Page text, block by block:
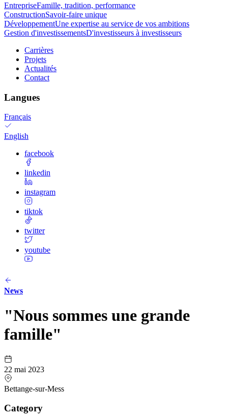
EntrepriseFamille, tradition, performance
ConstructionSavoir-faire unique
DéveloppementUne expertise au service de vos ambitions
Gestion d'investissementsD'investisseurs à investisseurs
Carrières
Projets
Actualités
Contact
Langues
Français
English
facebook
linkedin
instagram
tiktok
twitter
youtube
News
"Nous sommes une grande
famille"
22 mai 2023
Bettange-sur-Mess
Category